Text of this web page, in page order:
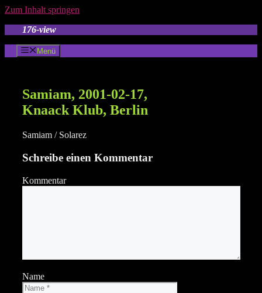
Zum Inhalt springen
176-view
Menü
Samiam, 2001-02-17,
Knaack Klub, Berlin
Samiam / Solarez
Schreibe einen Kommentar
Kommentar
Name